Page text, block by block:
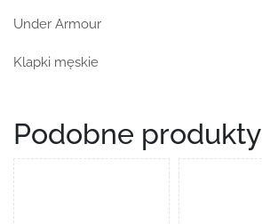
Under Armour
Klapki męskie
Podobne produkty